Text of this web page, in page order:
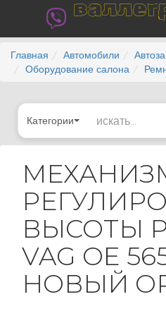
Главная Автомобили
Оборудование салона
Категории
ВЫСОТЫ
VAG OE
НОВЫЙ